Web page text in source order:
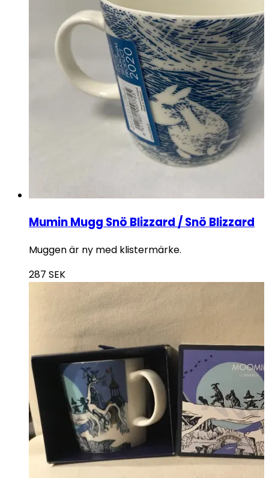
Mumin Mugg Snö Blizzard / Snö Blizzard
Muggen är ny med klistermärke.
287 SEK